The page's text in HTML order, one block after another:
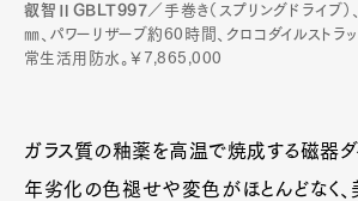
叡智ⅡGBLT997／手巻き（スプリングドライブ
㎜、パワーリザーブ約60時間、クロコダイルストラッ
常生活用防水。￥7,865,000
ガラス質の釉薬を高温で焼成する磁器ダ
年劣化の色褪せや変色がほとんどなく、